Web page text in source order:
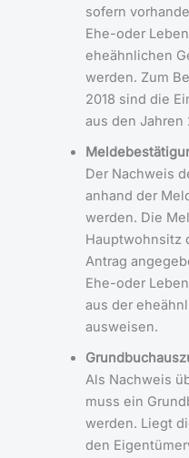
sofern
Ehe-oder
eheähnlichen
werden. Zum
2018 sind die
aus den Jahren
Der Nachweis
anhand der
werden. Die
Hauptwohnsitz
Antrag
Ehe-oder
aus der
ausweisen.
Als Nachweis
muss ein
werden. Liegt
den